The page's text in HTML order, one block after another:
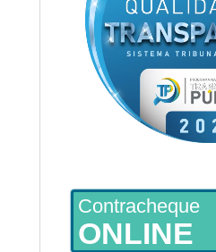
Contracheque
ONLINE